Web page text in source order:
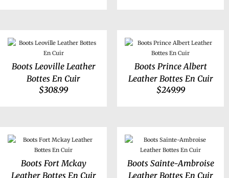
Boots Leoville Leather
Bottes En Cuir
$308.99
Boots Prince Albert
Leather Bottes En Cuir
$249.99
Boots Fort Mckay
Leather Bottes En Cuir
Boots Sainte-Ambroise
Leather Bottes En Cuir